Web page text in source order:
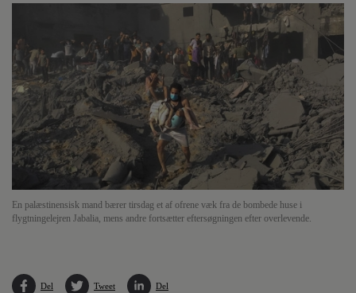
En palæstinensisk mand bærer tirsdag et af ofrene væk fra de bombede huse i
flygtningelejren Jabalia, mens andre fortsætter eftersøgningen efter overlevende.
Del Tweet Del